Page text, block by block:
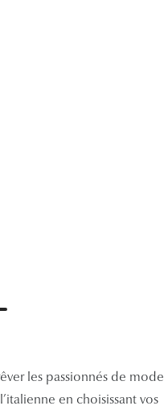
les passionnés de mode
en choisissant vos